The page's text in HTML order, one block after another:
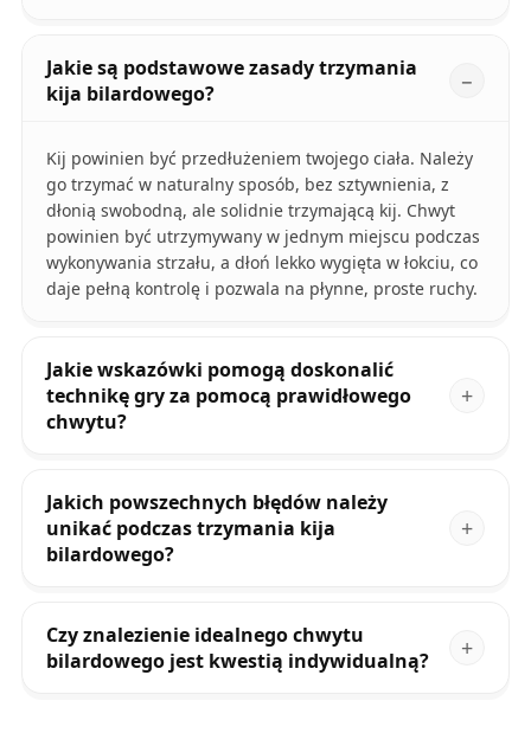
Jakie są podstawowe zasady trzymania
kija bilardowego?
Kij powinien być przedłużeniem twojego ciała. Należy
go trzymać w naturalny sposób, bez sztywnienia, z
dłonią swobodną, ale solidnie trzymającą kij. Chwyt
powinien być utrzymywany w jednym miejscu podczas
wykonywania strzału, a dłoń lekko wygięta w łokciu, co
daje pełną kontrolę i pozwala na płynne, proste ruchy.
Jakie wskazówki pomogą doskonalić
technikę gry za pomocą prawidłowego
chwytu?
Jakich powszechnych błędów należy
unikać podczas trzymania kija
bilardowego?
Czy znalezienie idealnego chwytu
bilardowego jest kwestią indywidualną?